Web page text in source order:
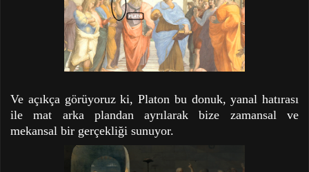
Ve açıkça görüyoruz ki, Platon bu donuk, yanal hatırası
ile
mat arka plandan ayrılarak bize zamansal ve
mekansal bir gerçekliği sunuyor.